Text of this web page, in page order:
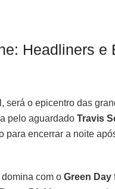
Headliners e
será o epicentro das
pelo aguardado Travis
para encerrar a noite
domina com o Green Day